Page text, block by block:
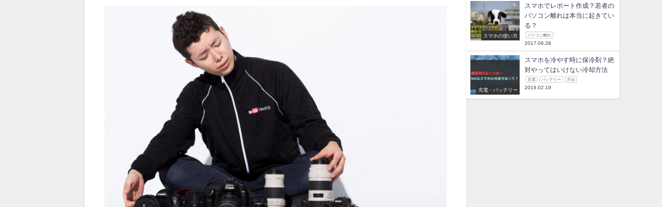
スマホの使い方
スマホでレポート作成？若者の
パソコン離れは本当に起きてい
る？
パソコン離れ
2017.06.28
充電・バッテリー
スマホを冷やす時に保冷剤？絶
対やってはいけない冷却方法
充電 バッテリー 方法
2019.02.19